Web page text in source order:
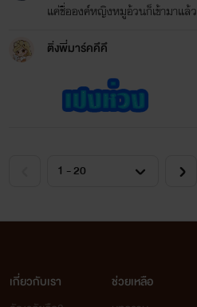
แค่ชื่อองค์หญิงหมูอ้วนก็เข้ามาแล้ว
ติ่งพี่มาร์คคึคึ
เกี่ยวกับเรา
ช่วยเหลือ